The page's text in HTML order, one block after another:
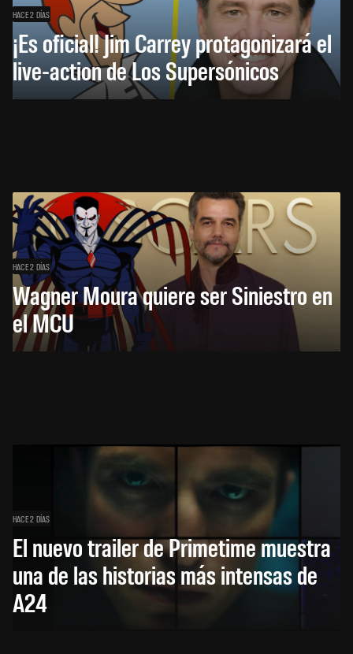
HACE 2 DÍAS
¡Es oficial! Jim Carrey protagonizará el
live-action de Los Supersónicos
HACE 2 DÍAS
Wagner Moura quiere ser Siniestro en
el MCU
HACE 2 DÍAS
El nuevo trailer de Primetime muestra
una de las historias más intensas de
A24